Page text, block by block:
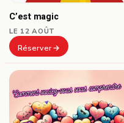
C’est magic
LE 12 AOÛT
Réserver